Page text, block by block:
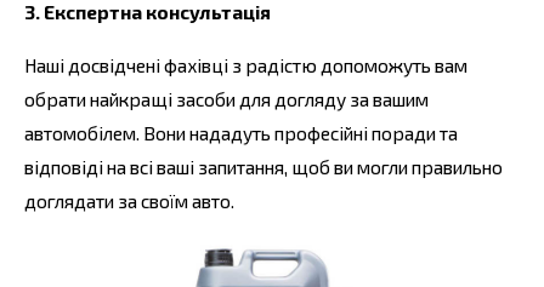
3. Експертна консультація
Наші досвідчені фахівці з радістю допоможуть вам
обрати найкращі засоби для догляду за вашим
автомобілем. Вони нададуть професійні поради та
відповіді на всі ваші запитання, щоб ви могли правильно
доглядати за своїм авто.